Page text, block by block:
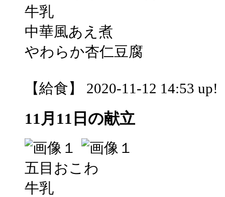
牛乳
中華風あえ煮
やわらか杏仁豆腐
【給食】 2020-11-12 14:53 up!
11月11日の献立
五目おこわ
牛乳